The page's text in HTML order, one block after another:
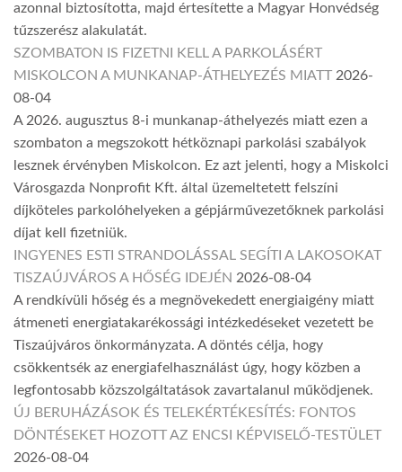
azonnal biztosította, majd értesítette a Magyar Honvédség
tűzszerész alakulatát.
SZOMBATON IS FIZETNI KELL A PARKOLÁSÉRT
MISKOLCON A MUNKANAP-ÁTHELYEZÉS MIATT 2026-
08-04
A 2026. augusztus 8-i munkanap-áthelyezés miatt ezen a
szombaton a megszokott hétköznapi parkolási szabályok
lesznek érvényben Miskolcon. Ez azt jelenti, hogy a Miskolci
Városgazda Nonprofit Kft. által üzemeltetett felszíni
díjköteles parkolóhelyeken a gépjárművezetőknek parkolási
díjat kell fizetniük.
INGYENES ESTI STRANDOLÁSSAL SEGÍTI A LAKOSOKAT
TISZAÚJVÁROS A HŐSÉG IDEJÉN 2026-08-04
A rendkívüli hőség és a megnövekedett energiaigény miatt
átmeneti energiatakarékossági intézkedéseket vezetett be
Tiszaújváros önkormányzata. A döntés célja, hogy
csökkentsék az energiafelhasználást úgy, hogy közben a
legfontosabb közszolgáltatások zavartalanul működjenek.
ÚJ BERUHÁZÁSOK ÉS TELEKÉRTÉKESÍTÉS: FONTOS
DÖNTÉSEKET HOZOTT AZ ENCSI KÉPVISELŐ-TESTÜLET
2026-08-04